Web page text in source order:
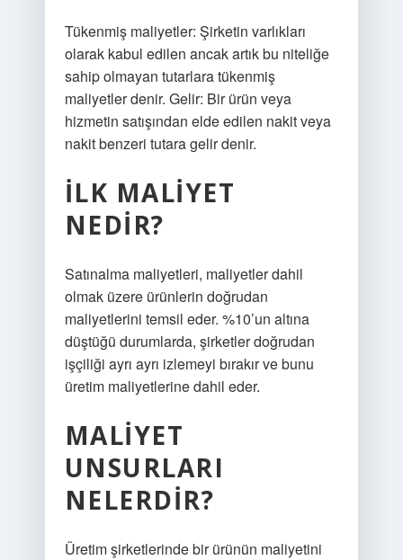
Tükenmiş maliyetler: Şirketin varlıkları
olarak kabul edilen ancak artık bu niteliğe
sahip olmayan tutarlara tükenmiş
maliyetler denir. Gelir: Bir ürün veya
hizmetin satışından elde edilen nakit veya
nakit benzeri tutara gelir denir.
İLK MALIYET
NEDIR?
Satınalma maliyetleri, maliyetler dahil
olmak üzere ürünlerin doğrudan
maliyetlerini temsil eder. %10’un altına
düştüğü durumlarda, şirketler doğrudan
işçiliği ayrı ayrı izlemeyi bırakır ve bunu
üretim maliyetlerine dahil eder.
MALIYET
UNSURLARI
NELERDIR?
Üretim şirketlerinde bir ürünün maliyetini